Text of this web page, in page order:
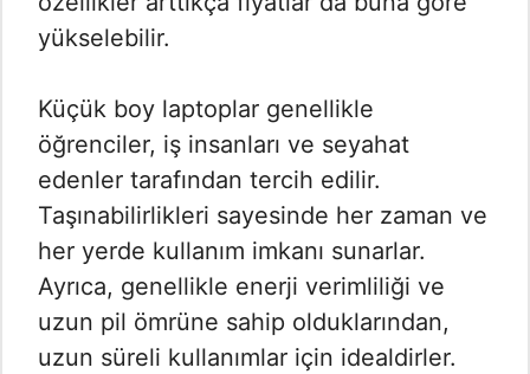
yükselebilir.
Küçük boy laptoplar genellikle
öğrenciler, iş insanları ve seyahat
edenler tarafından tercih edilir.
Taşınabilirlikleri sayesinde her zaman ve
her yerde kullanım imkanı sunarlar.
Ayrıca, genellikle enerji verimliliği ve
uzun pil ömrüne sahip olduklarından,
uzun süreli kullanımlar için idealdirler.